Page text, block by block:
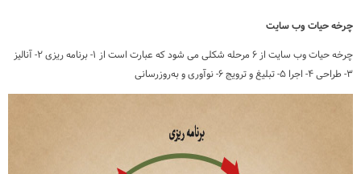
چرخه حیات وب سایت
چرخه حیات وب سایت از ۶ مرحله شکلی می شود که عبارت است از ۱- برنامه ریزی ۲- آنالیز
۳- طراحی ۴- اجرا ۵- تبلیغ و ترویج ۶- نوآوری و به‌روزرسانی